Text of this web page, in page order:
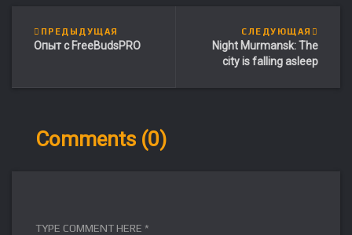
ПРЕДЫДУЩАЯ
Опыт с FreeBudsPRO
СЛЕДУЮЩАЯ
Night Murmansk: The
city is falling asleep
Comments (0)
TYPE COMMENT HERE *